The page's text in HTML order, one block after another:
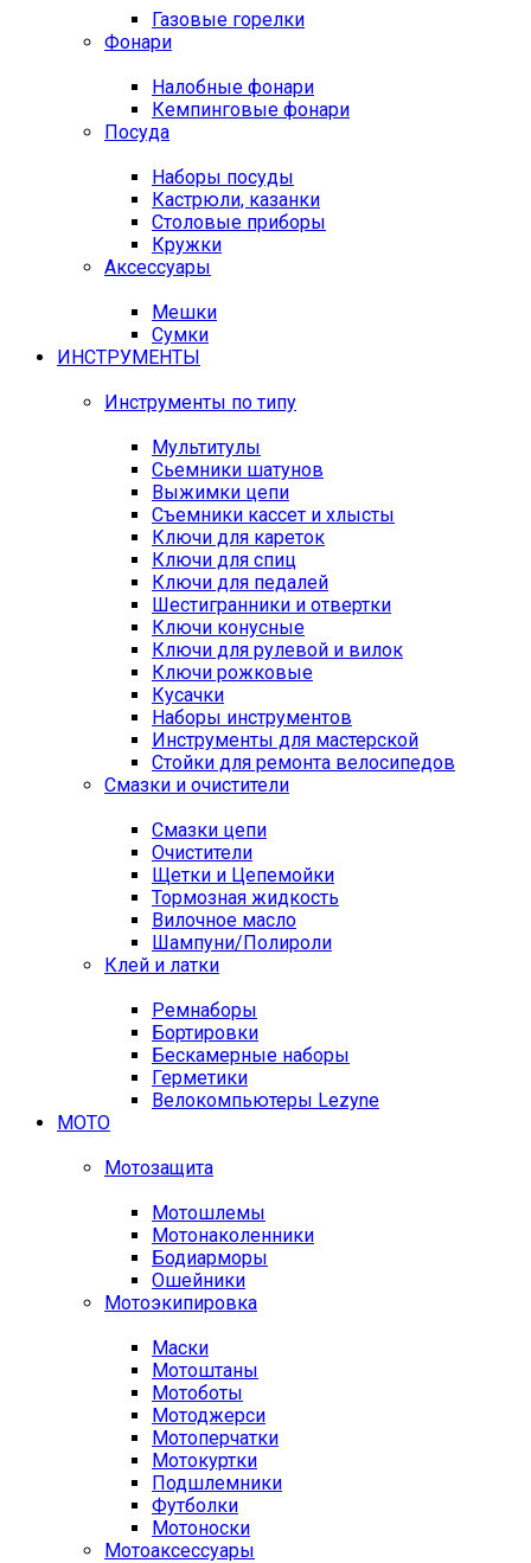
Газовые горелки
Фонари
Налобные фонари
Кемпинговые фонари
Посуда
Наборы посуды
Кастрюли, казанки
Столовые приборы
Кружки
Аксессуары
Мешки
Сумки
ИНСТРУМЕНТЫ
Инструменты по типу
Мультитулы
Сьемники шатунов
Выжимки цепи
Съемники кассет и хлысты
Ключи для кареток
Ключи для спиц
Ключи для педалей
Шестигранники и отвертки
Ключи конусные
Ключи для рулевой и вилок
Ключи рожковые
Кусачки
Наборы инструментов
Инструменты для мастерской
Стойки для ремонта велосипедов
Смазки и очистители
Смазки цепи
Очистители
Щетки и Цепемойки
Тормозная жидкость
Вилочное масло
Шампуни/Полироли
Клей и латки
Ремнаборы
Бортировки
Бескамерные наборы
Герметики
Велокомпьютеры Lezyne
МОТО
Мотозащита
Мотошлемы
Мотонаколенники
Бодиарморы
Ошейники
Мотоэкипировка
Маски
Мотоштаны
Мотоботы
Мотоджерси
Мотоперчатки
Мотокуртки
Подшлемники
Футболки
Мотоноски
Мотоаксессуары